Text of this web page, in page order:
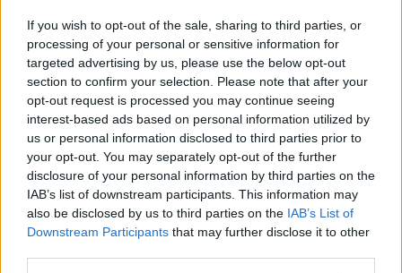
If you wish to opt-out of the sale, sharing to third parties, or
processing of your personal or sensitive information for
targeted advertising by us, please use the below opt-out
section to confirm your selection. Please note that after your
opt-out request is processed you may continue seeing
interest-based ads based on personal information utilized by
us or personal information disclosed to third parties prior to
your opt-out. You may separately opt-out of the further
disclosure of your personal information by third parties on the
IAB’s list of downstream participants. This information may
also be disclosed by us to third parties on the IAB’s List of
Downstream Participants that may further disclose it to other
Volvo och Teslaligger också relativt bra till men når inte
riktigt hela vägen. Enligt T&E har Volvo inte rutiner för att
hitta och hantera samtliga risker vid batteritillverkning
medan Tesla inte har åtagit sig att hindra skogsavverkning.
Allra sämst är kinesiska koncernen SAIC som äger MG,
som får dåligt betyg i samtliga kategorier. Även Geely och
BYD ligger efter.
”Europeiska biltillverkare ligger mycket längre fram i hur
förberedda de är jämfört med kinesiska”, skriver T&E i en